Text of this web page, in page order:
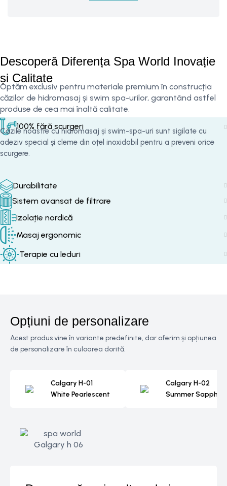
Descoperă Diferența Spa World Inovație
și Calitate
Optăm exclusiv pentru materiale premium în construcția
căzilor de hidromasaj și swim spa-urilor, garantând astfel
produse de cea mai înaltă calitate.
100% fără scurgeri
Căzile noastre cu hidromasaj și swim-spa-uri sunt sigilate cu
adeziv special și cleme din oțel inoxidabil pentru a preveni orice
scurgere.
Durabilitate
Sistem avansat de filtrare
Izolație nordică
Masaj ergonomic
Terapie cu leduri
Opțiuni de personalizare
Acest produs vine în variante predefinite, dar oferim și opțiunea
de personalizare în culoarea dorită.
Calgary H-01
White Pearlescent
Calgary H-02
Summer Sapphire